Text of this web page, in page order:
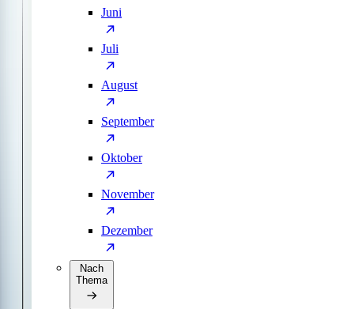
Juni
Juli
August
September
Oktober
November
Dezember
Nach
Thema